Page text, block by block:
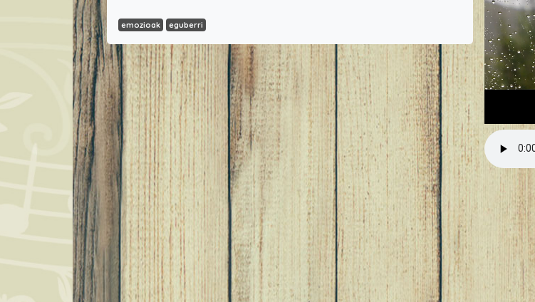
emozioak eguberri